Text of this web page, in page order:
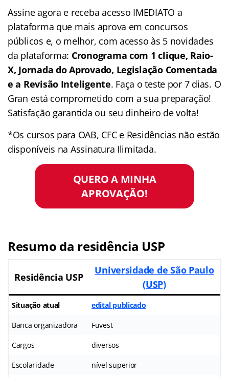
Assine agora e receba acesso IMEDIATO a
plataforma que mais aprova em concursos
públicos e, o melhor, com acesso às 5 novidades
da plataforma: Cronograma com 1 clique, Raio-
X, Jornada do Aprovado, Legislação Comentada
e a Revisão Inteligente. Faça o teste por 7 dias. O
Gran está comprometido com a sua preparação!
Satisfação garantida ou seu dinheiro de volta!
*Os cursos para OAB, CFC e Residências não estão
disponíveis na Assinatura Ilimitada.
QUERO A MINHA
APROVAÇÃO!
Resumo da residência USP
Residência USP
Universidade de São Paulo
(USP)
Situação atual edital publicado
Banca organizadora Fuvest
Cargos diversos
Escolaridade nível superior